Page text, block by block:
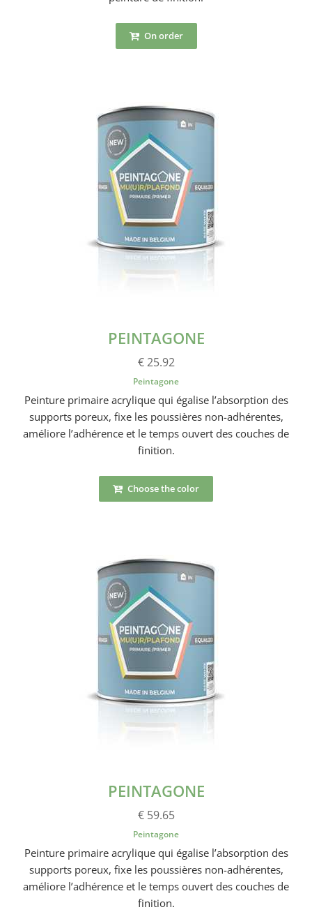
On order
PEINTAGONE
€ 25.92
Peintagone
Peinture primaire acrylique qui égalise l’absorption des
supports poreux, fixe les poussières non-adhérentes,
améliore l’adhérence et le temps ouvert des couches de
finition.
Choose the color
PEINTAGONE
€ 59.65
Peintagone
Peinture primaire acrylique qui égalise l’absorption des
supports poreux, fixe les poussières non-adhérentes,
améliore l’adhérence et le temps ouvert des couches de
finition.